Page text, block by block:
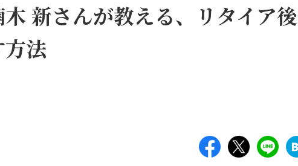
木 新さんが教える、リタイア後
法